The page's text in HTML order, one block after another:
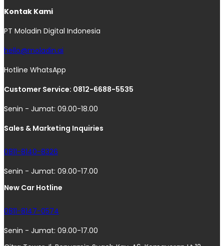
Kontak Kami
PT Moladin Digital Indonesia
hello@moladin.ai
Hotline WhatsApp
Customer Service: 0812-6688-5535
Senin - Jumat: 09.00-18.00
Sales & Marketing Inquiries
0811-8140-8326
Senin - Jumat: 09.00-17.00
New Car Hotline
0811-8147-0574
Senin - Jumat: 09.00-17.00